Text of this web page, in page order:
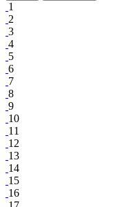
1
2
3
4
5
6
7
8
9
10
11
12
13
14
15
16